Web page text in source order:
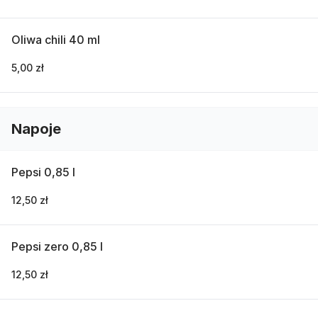
Oliwa chili 40 ml
5,00 zł
Napoje
Pepsi 0,85 l
12,50 zł
Pepsi zero 0,85 l
12,50 zł